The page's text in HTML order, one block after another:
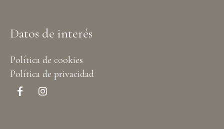
Datos de interés
Política de cookies
Política de privacidad